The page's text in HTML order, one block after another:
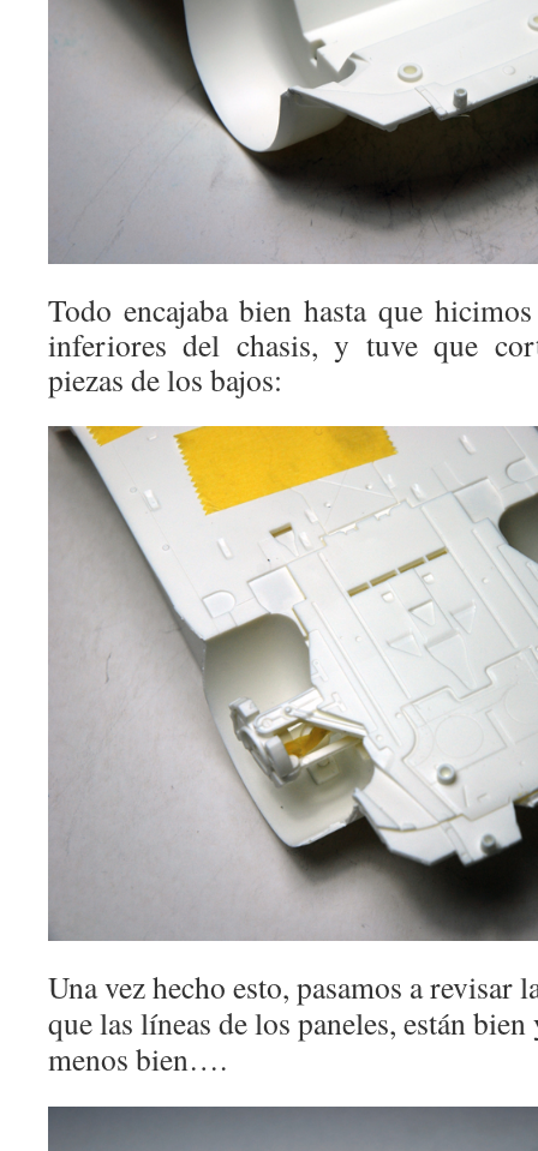
Todo encajaba bien hasta que
inferiores del chasis, y tuve que
piezas de los bajos:
Una vez hecho esto, pasamos a revisar
que las líneas de los paneles, están
menos bien….